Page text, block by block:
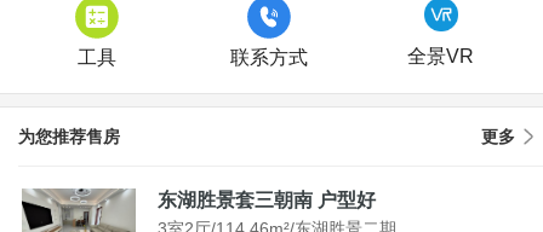
工具 联系方式 全景VR
为您推荐售房 更多
东湖胜景套三朝南 户型好